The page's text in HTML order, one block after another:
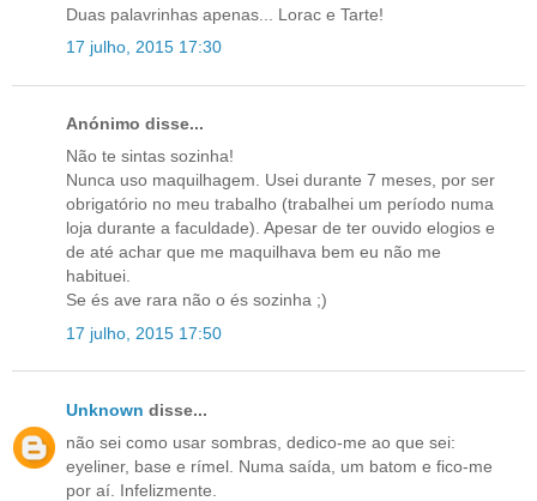
Duas palavrinhas apenas... Lorac e Tarte!
17 julho, 2015 17:30
Anónimo disse...
Não te sintas sozinha!
Nunca uso maquilhagem. Usei durante 7 meses, por ser
obrigatório no meu trabalho (trabalhei um período numa
loja durante a faculdade). Apesar de ter ouvido elogios e
de até achar que me maquilhava bem eu não me
habituei.
Se és ave rara não o és sozinha ;)
17 julho, 2015 17:50
Unknown disse...
não sei como usar sombras, dedico-me ao que sei:
eyeliner, base e rímel. Numa saída, um batom e fico-me
por aí. Infelizmente.